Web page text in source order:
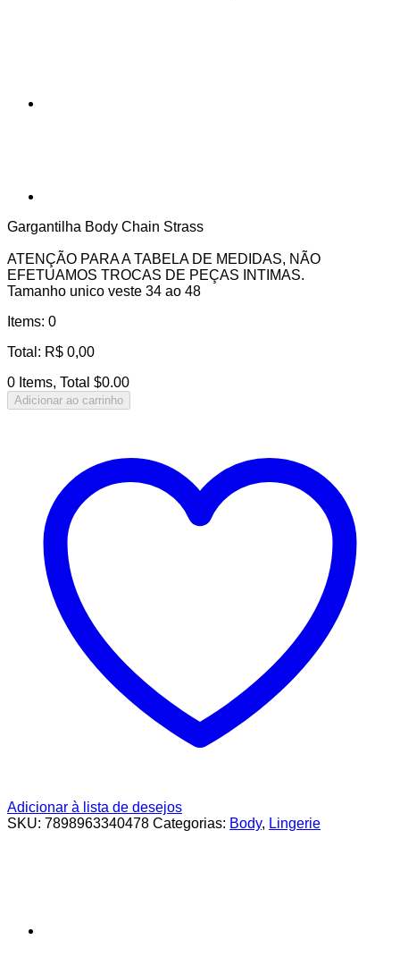
Gargantilha Body Chain Strass
ATENÇÃO PARA A TABELA DE MEDIDAS, NÃO
EFETUAMOS TROCAS DE PEÇAS INTIMAS.
Tamanho unico veste 34 ao 48
Items: 0
Total : R$ 0,00
0 Items, Total $0.00
Adicionar ao carrinho
Adicionar à lista de desejos
SKU: 7898963340478 Categorias: Body, Lingerie